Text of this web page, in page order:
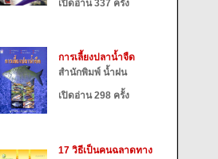
เปิดอ่าน 337 ครั้ง
การเลี้ยงปลาน้ำจืด
สำนักพิมพ์ น้ำฝน
เปิดอ่าน 298 ครั้ง
17 วิธีเป็นคนฉลาดทาง